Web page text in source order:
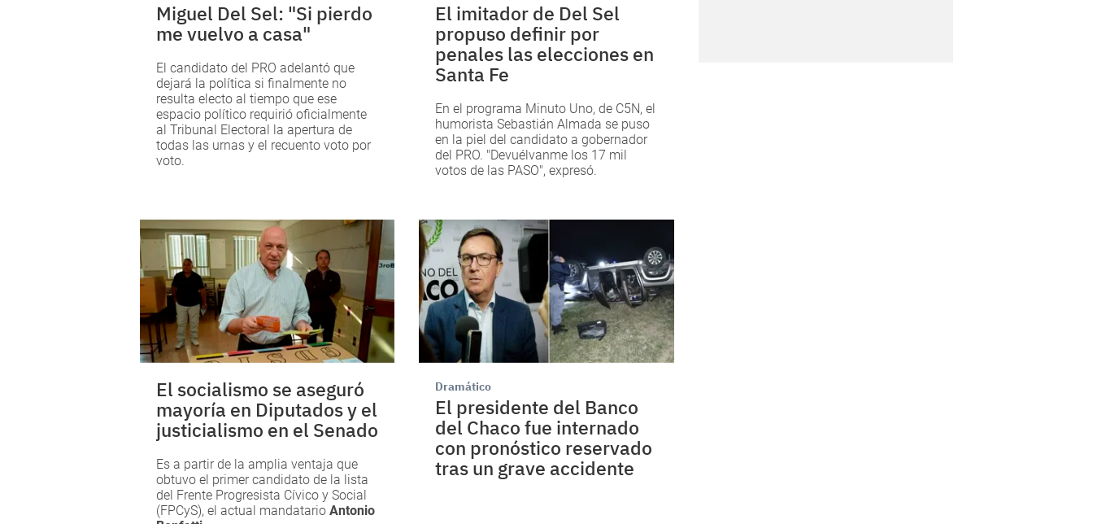
Miguel Del Sel: "Si pierdo
me vuelvo a casa"
El candidato del PRO adelantó que
dejará la política si finalmente no
resulta electo al tiempo que ese
espacio político requirió oficialmente
al Tribunal Electoral la apertura de
todas las urnas y el recuento voto por
voto.
El imitador de Del Sel
propuso definir por
penales las elecciones en
Santa Fe
En el programa Minuto Uno, de C5N, el
humorista Sebastián Almada se puso
en la piel del candidato a gobernador
del PRO. "Devuélvanme los 17 mil
votos de las PASO", expresó.
El socialismo se aseguró
mayoría en Diputados y el
justicialismo en el Senado
Es a partir de la amplia ventaja que
obtuvo el primer candidato de la lista
del Frente Progresista Cívico y Social
(FPCyS), el actual mandatario Antonio
Dramático
El presidente del Banco
del Chaco fue internado
con pronóstico reservado
tras un grave accidente